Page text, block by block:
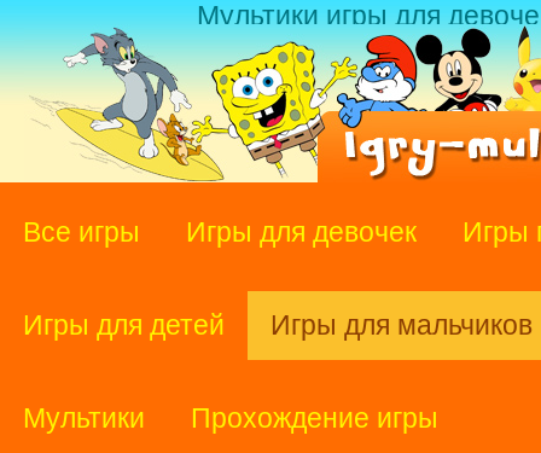
Мультики игры для
Все игры Игры для девочек Игры
Игры для детей Игры для мальчиков
Мультики Прохождение игры